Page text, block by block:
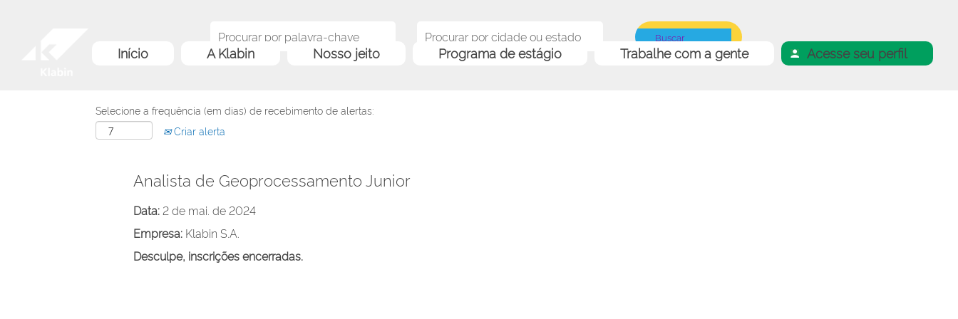
Início A Klabin Nosso jeito Programa de estágio Trabalhe com a gente Acesse seu perfil
Selecione a frequência (em dias) de recebimento de alertas:
Criar alerta
Analista de Geoprocessamento Junior
Data: 2 de mai. de 2024
Empresa: Klabin S.A.
Desculpe, inscrições encerradas.